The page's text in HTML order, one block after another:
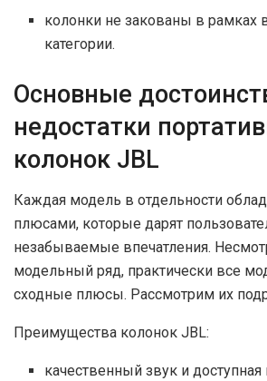
колонки не закованы в рамках
категории.
Основные
недостатки
колонок JBL
Каждая модель в отдельности
плюсами, которые дарят
незабываемые впечатления.
модельный ряд, практически все
сходные плюсы. Рассмотрим их
Преимущества колонок JBL:
качественный звук и доступная